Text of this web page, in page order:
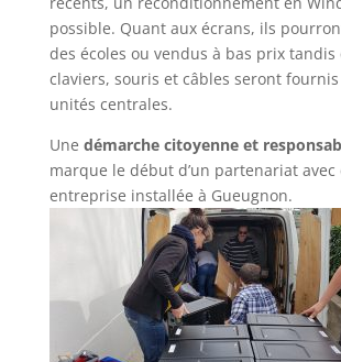
possible. Quant aux écrans, ils
des écoles ou vendus à bas prix tandis
claviers, souris et câbles seront fournis
unités centrales.
Une démarche citoyenne et
marque le début d’un partenariat avec
entreprise installée à Gueugnon.